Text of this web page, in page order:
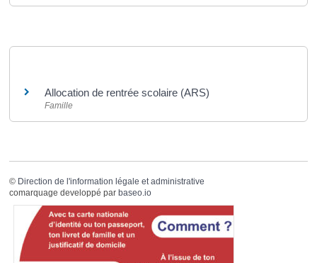
Allocation de rentrée scolaire (ARS)
Famille
© Direction de l'information légale et administrative
comarquage developpé par baseo.io